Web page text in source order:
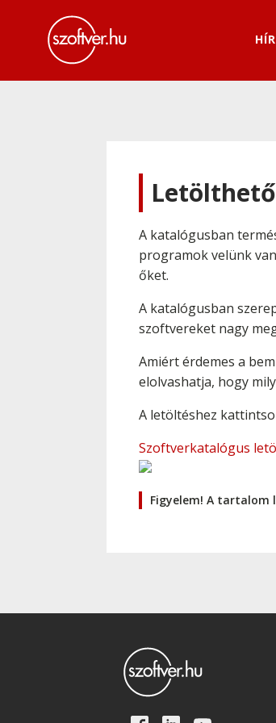
A katalógusban
programok velünk
őket.
A katalógusban
szoftvereket nagy
Amiért érdemes a
elolvashatja, hogy
A letöltéshez
Szoftverkatalógus
Figyelem! A tartalom